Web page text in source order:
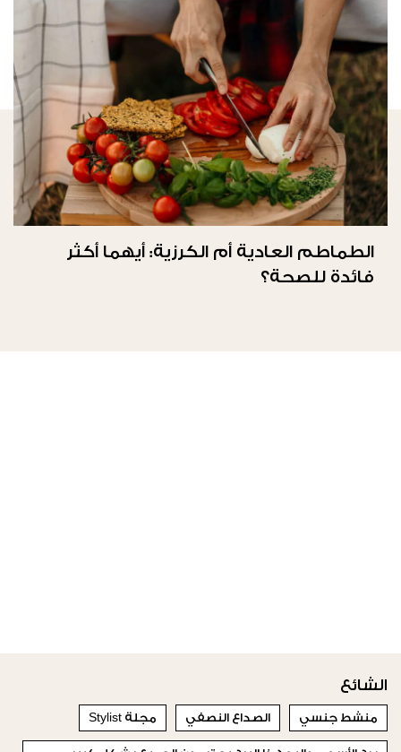
الطماطم العادية أم الكرزية: أيهما أكثر
فائدة للصحة؟
الشائع
منشط جنسي الصداع النصفي مجلة Stylist